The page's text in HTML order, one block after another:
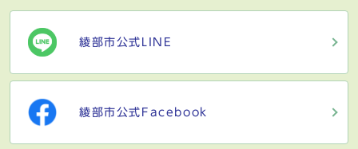
綾部市公式LINE
綾部市公式Facebook